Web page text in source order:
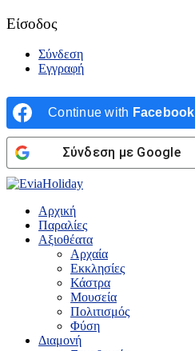
Είσοδος
Σύνδεση
Εγγραφή
Continue with Facebook
Σύνδεση με Google
Αρχική
Παραλίες
Αξιοθέατα
Αρχαία
Εκκλησίες
Κάστρα
Μουσεία
Πολιτισμός
Φύση
Διαμονή